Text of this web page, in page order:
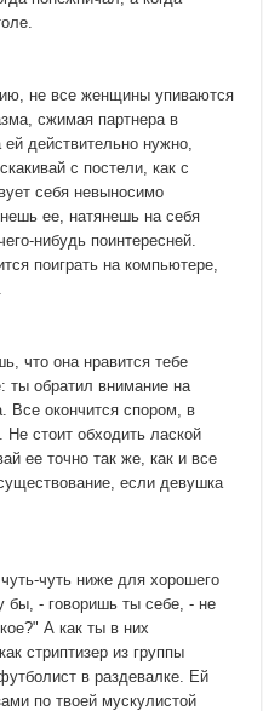
не все женщины упиваются
сжимая партнера в
действительно нужно,
с постели, как с
себя невыносимо
ее, натянешь на себя
нибудь поинтересней.
поиграть на компьютере,
что она нравится тебе
ты обратил внимание на
Все окончится спором, в
Не стоит обходить лаской
ее точно так же, как и все
если девушка
чуть ниже для хорошего
бы, - говоришь ты себе, - не
А как ты в них
стриптизер из группы
в раздевалке. Ей
по твоей мускулистой